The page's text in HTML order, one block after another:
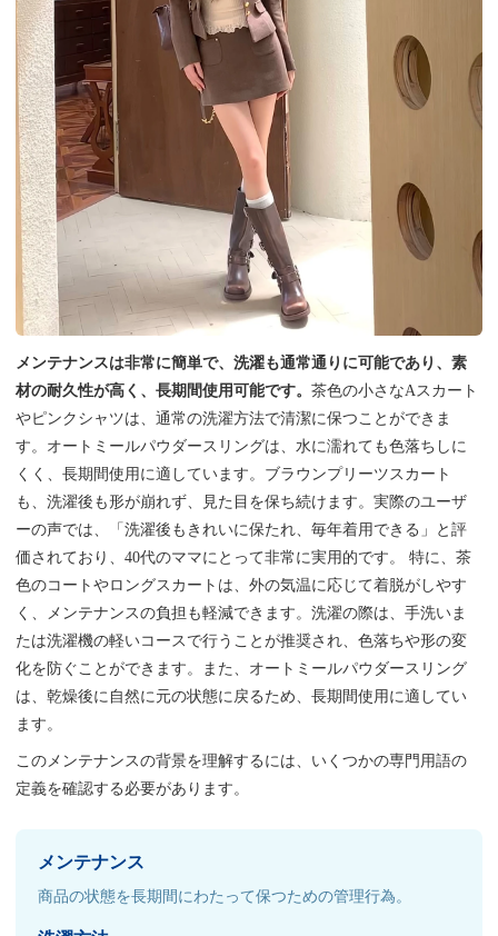
メンテナンスは非常に簡単で、洗濯も通常通りに可能であり、素
材の耐久性が高く、長期間使用可能です。茶色の小さなAスカート
やピンクシャツは、通常の洗濯方法で清潔に保つことができま
す。オートミールパウダースリングは、水に濡れても色落ちしに
くく、長期間使用に適しています。ブラウンプリーツスカート
も、洗濯後も形が崩れず、見た目を保ち続けます。実際のユーザ
ーの声では、「洗濯後もきれいに保たれ、毎年着用できる」と評
価されており、40代のママにとって非常に実用的です。 特に、茶
色のコートやロングスカートは、外の気温に応じて着脱がしやす
く、メンテナンスの負担も軽減できます。洗濯の際は、手洗いま
たは洗濯機の軽いコースで行うことが推奨され、色落ちや形の変
化を防ぐことができます。また、オートミールパウダースリング
は、乾燥後に自然に元の状態に戻るため、長期間使用に適してい
ます。
このメンテナンスの背景を理解するには、いくつかの専門用語の
定義を確認する必要があります。
メンテナンス
商品の状態を長期間にわたって保つための管理行為。